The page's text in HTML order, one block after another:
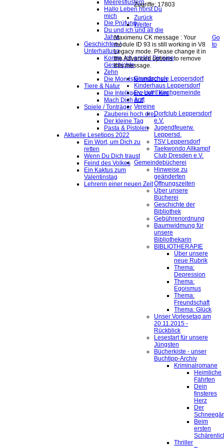
Meeresflüstern
Hallo Leben hörst Du
mich
Die Prüfung
Du und ich und all die
Jahre
Geschichten /
Unterhaltung
Komm, ich erzähl Dir eine
Geschichte
Zehn
Die Mondsteinmärchen
Tiere & Natur
Die Intelligenz der Tiere
Mach Dich auf
Spiele / Tonträger
Zauberei hoch drei
Der kleine Tag
Pasta & Pistolen
Aktuelle Lesetipps 2022
Ein Wort, um Dich zu
retten
Wenn Du Dich traust
Feind des Volkes
Ein Kaktus zum
Valentinstag
Lehrerin einer neuen Zeit
Zugriffe: 17803
Zurück
Weiter
Maximenu CK message : Your
module ID 93 is still working in V8
Legacy mode. Please change it in
the Advanced options to remove
this message.
Grundschule Leppersdorf
Kinderhaus Leppersdorf
Ev.-Luth. Kirchgemeinde
Arzt
Vereine
Dorfclub Leppersdorf
e.V.
Jugendfeuerw.
Leppersd.
TSV Leppersdorf
Taekwondo Allkampf
Club Dresden e.V.
Gemeindebücherei
Hinweise zu
geänderten
Öffnungszeiten
Über unsere
Bücherei
Geschichte der
Bibliothek
Gebührenordnung
Baumwidmung für
unsere
Bibliothekarin
BIBLIOTHERAPIE
Über unsere
neue Rubrik
Thema:
Depression
Thema:
Egoismus
Thema:
Freundschaft
Thema: Glück
Unser Vorlesetag am
20.11.2015 -
Rückblick
Lesestart für unsere
Jüngsten
Bücherkiste - unser
Buchtipp-Archiv
Kriminalromane
Heimliche
Fährten
Dein
finsteres
Herz
Der
Beim
ersten
Thriller
Go
to